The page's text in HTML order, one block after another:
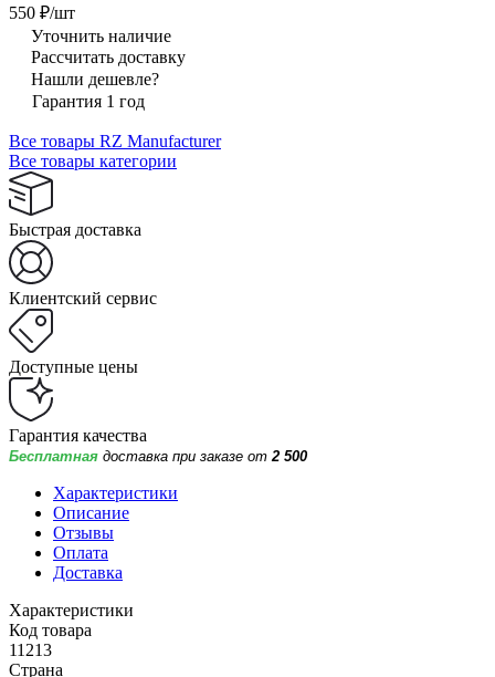
550 ₽/шт
Уточнить наличие
Рассчитать доставку
Нашли дешевле?
Гарантия 1 год
Все товары RZ Manufacturer
Все товары категории
Быстрая доставка
Клиентский сервис
Доступные цены
Гарантия качества
Бесплатная доставка при заказе от 2 500
Характеристики
Описание
Отзывы
Оплата
Доставка
Характеристики
Код товара
11213
Страна